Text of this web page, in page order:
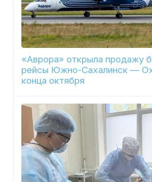
«Аврора» открыла продажу
рейсы Южно-Сахалинск —
конца октября